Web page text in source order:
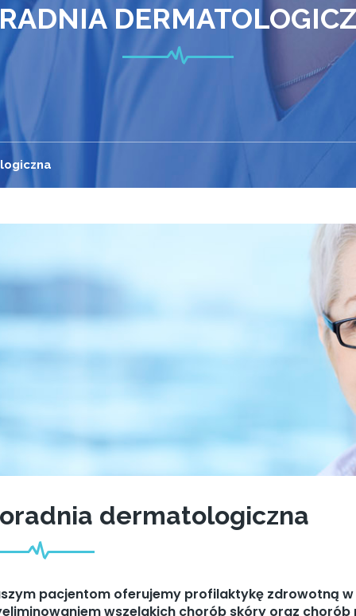
dermatologiczna
pacjentom oferujemy profilaktykę zdrowotną
wszelakich chorób skóry oraz chorób